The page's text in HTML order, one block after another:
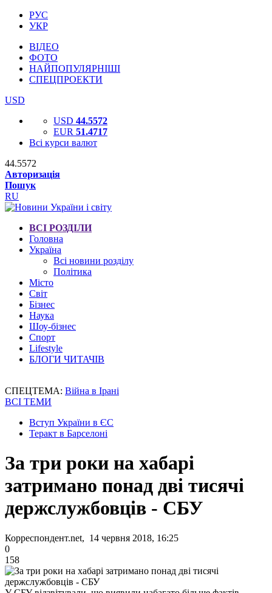
РУС
УКР
ВІДЕО
ФОТО
НАЙПОПУЛЯРНІШІ
СПЕЦПРОЕКТИ
USD
USD 44.5572
EUR 51.4717
Всі курси валют
44.5572
Авторизація
Пошук
RU
ВСІ РОЗДІЛИ
Головна
Україна
Всі новини розділу
Політика
Місто
Світ
Бізнес
Наука
Шоу-бізнес
Спорт
Lifestyle
БЛОГИ ЧИТАЧІВ
СПЕЦТЕМА: Війна в Ірані
ВСІ ТЕМИ
Вступ України в ЄС
Теракт в Барселоні
За три роки на хабарі
затримано понад дві тисячі
держслужбовців - СБУ
Корреспондент.net, 14 червня 2018, 16:25
0
158